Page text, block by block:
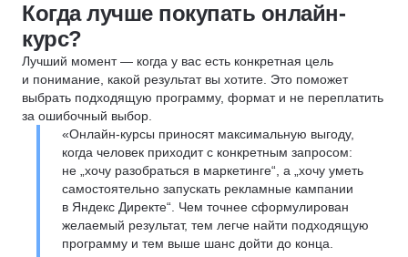
Когда лучше покупать онлайн-
курс?
Лучший момент — когда у вас есть конкретная цель
и понимание, какой результат вы хотите. Это поможет
выбрать подходящую программу, формат и не переплатить
за ошибочный выбор.
«Онлайн-курсы приносят максимальную выгоду,
когда человек приходит с конкретным запросом:
не „хочу разобраться в маркетинге“, а „хочу уметь
самостоятельно запускать рекламные кампании
в Яндекс Директе“. Чем точнее сформулирован
желаемый результат, тем легче найти подходящую
программу и тем выше шанс дойти до конца.